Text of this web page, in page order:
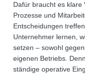
Dafür braucht es klare
Prozesse und
Entscheidungen
Unternehmer lernen,
setzen – sowohl
eigenen Betriebs.
ständige operative